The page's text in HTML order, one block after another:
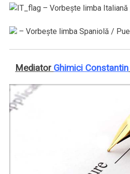
– Vorbeşte limba
– Vorbeşte limba Spaniolă /
Mediator Ghimici Constantin